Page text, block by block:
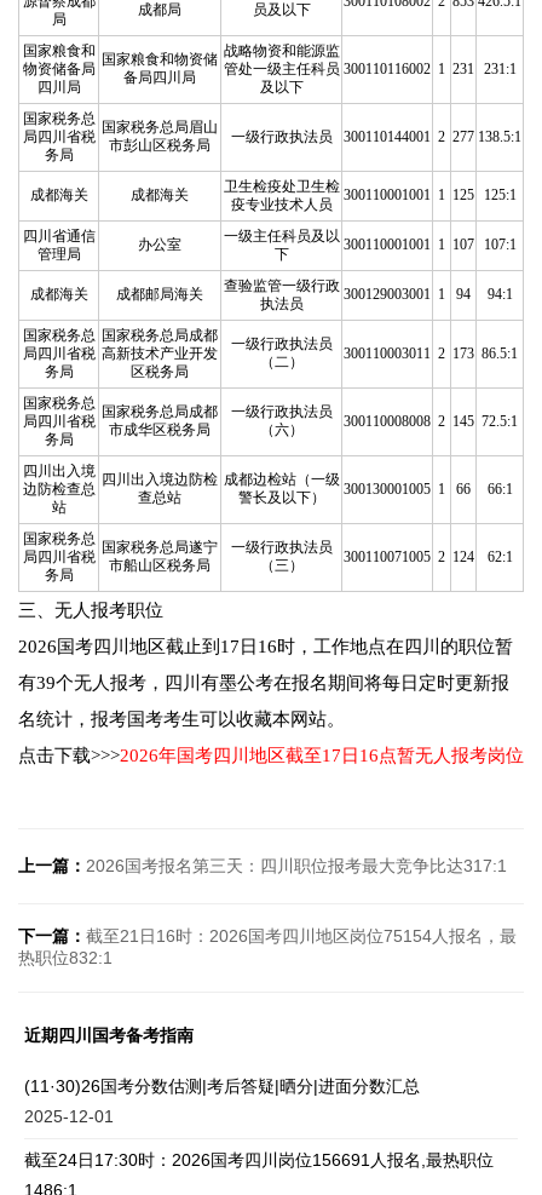
局
成都局 员及以下
国家粮食和
物资储备局
四川局
国家粮食和物资储
备局四川局
战略物资和能源监
管处一级主任科员
及以下
300110116002 1 231 231:1
国家税务总
局四川省税
务局
国家税务总局眉山
市彭山区税务局
一级行政执法员 300110144001 2 277 138.5:1
成都海关 成都海关
卫生检疫处卫生检
疫专业技术人员
300110001001 1 125 125:1
四川省通信
管理局
办公室
一级主任科员及以
下
300110001001 1 107 107:1
成都海关 成都邮局海关
查验监管一级行政
执法员
300129003001 1 94 94:1
国家税务总
局四川省税
务局
国家税务总局成都
高新技术产业开发
区税务局
一级行政执法员
（二）
300110003011 2 173 86.5:1
国家税务总
局四川省税
务局
国家税务总局成都
市成华区税务局
一级行政执法员
（六）
300110008008 2 145 72.5:1
四川出入境
边防检查总
站
四川出入境边防检
查总站
成都边检站（一级
警长及以下）
300130001005 1 66 66:1
国家税务总
局四川省税
务局
国家税务总局遂宁
市船山区税务局
一级行政执法员
（三）
300110071005 2 124 62:1
三、无人报考职位
2026国考四川地区截止到17日16时，工作地点在四川的职位暂
有39个无人报考，四川有墨公考在报名期间将每日定时更新报
名统计，报考国考考生可以收藏本网站。
点击下载>>>2026年国考四川地区截至17日16点暂无人报考岗位
上一篇： 2026国考报名第三天：四川职位报考最大竞争比达317:1
下一篇： 截至21日16时：2026国考四川地区岗位75154人报名，最
热职位832:1
近期四川国考备考指南
(11·30)26国考分数估测|考后答疑|晒分|进面分数汇总
2025-12-01
截至24日17:30时：2026国考四川岗位156691人报名,最热职位
1486:1